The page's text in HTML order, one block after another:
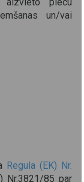
aizvieto piecu
un/vai
Regula (EK) Nr.
Nr.3821/85 par